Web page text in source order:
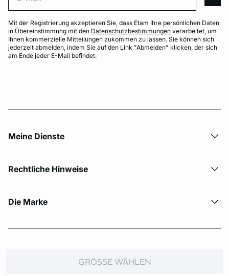
GRÖSSE WÄHLEN
Mit der Registrierung akzeptieren Sie, dass Etam Ihre persönlichen Daten
in Übereinstimmung mit den Datenschutzbestimmungen verarbeitet, um
Ihnen kommerzielle Mitteilungen zukommen zu lassen. Sie können sich
jederzeit abmelden, indem Sie auf den Link "Abmelden" klicken, der sich
am Ende jeder E-Mail befindet.
Meine Dienste
Rechtliche Hinweise
Die Marke